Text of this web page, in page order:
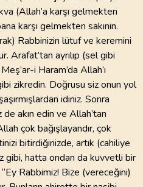
(Allah’a karşı gelmekten
karşı gelmekten sakının.
Rabbinizin lütuf ve keremini
Arafat’tan ayrılıp (sel gibi
i Haram’da Allah’ı
zikredin. Doğrusu siz onun yol
idiniz. Sonra
akın edin ve Allah’tan
çok bağışlayandır, çok
bitirdiğinizde, artık (cahiliye
gibi, hatta ondan da kuvvetli bir
“Ey Rabbimiz! Bize (vereceğini)